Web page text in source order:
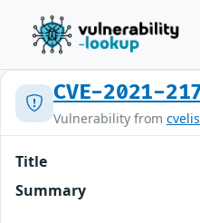
CVE-2021-
Vulnerability from
Title
Summary